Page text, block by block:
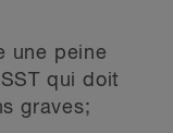
une peine
qui doit
graves;